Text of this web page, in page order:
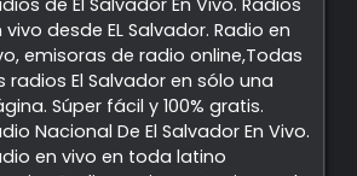
vivo desde EL Salvador. Radio en
emisoras de radio online,Todas
radios El Salvador en sólo una
Súper fácil y 100% gratis.
Nacional De El Salvador En Vivo.
en vivo en toda latino